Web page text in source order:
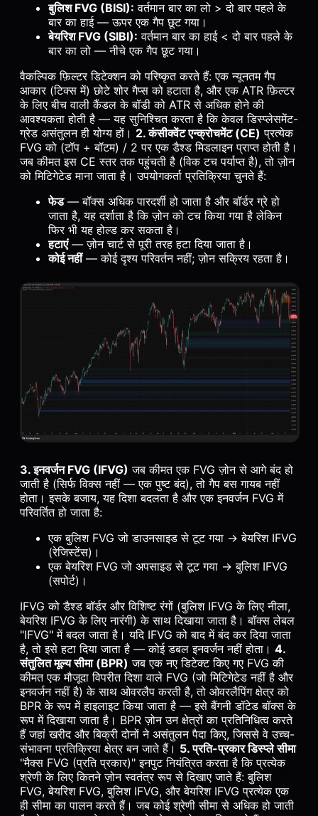
बुलिश FVG (BISI): वर्तमान बार का लो > दो बार पहले के
बार का हाई — ऊपर एक गैप छूट गया।
बेयरिश FVG (SIBI): वर्तमान बार का हाई < दो बार पहले के
बार का लो — नीचे एक गैप छूट गया।
वैकल्पिक फ़िल्टर डिटेक्शन को परिष्कृत करते हैं: एक न्यूनतम गैप
आकार (टिक्स में) छोटे शोर गैप्स को हटाता है, और एक ATR फ़िल्टर
के लिए बीच वाली कैंडल के बॉडी को ATR से अधिक होने की
आवश्यकता होती है — यह सुनिश्चित करता है कि केवल डिस्प्लेसमेंट-
ग्रेड असंतुलन ही योग्य हों। 2. कंसीक्वेंट एन्क्रोचमेंट (CE) प्रत्येक
FVG को (टॉप + बॉटम) / 2 पर एक डैश्ड मिडलाइन प्राप्त होती है।
जब कीमत इस CE स्तर तक पहुंचती है (विक टच पर्याप्त है), तो ज़ोन
को मिटिगेटेड माना जाता है। उपयोगकर्ता प्रतिक्रिया चुनते हैं:
फेड— बॉक्स अधिक पारदर्शी हो जाता है और बॉर्डर ग्रे हो
जाता है, यह दर्शाता है कि ज़ोन को टच किया गया है लेकिन
फिर भी यह होल्ड कर सकता है।
हटाएं— ज़ोन चार्ट से पूरी तरह हटा दिया जाता है।
कोई नहीं— कोई दृश्य परिवर्तन नहीं; ज़ोन सक्रिय रहता है।
3. इनवर्जन FVG (IFVG) जब कीमत एक FVG ज़ोन से आगे बंद हो
जाती है (सिर्फ विक्स नहीं — एक पुष्ट बंद), तो गैप बस गायब नहीं
होता। इसके बजाय, यह दिशा बदलता है और एक इनवर्जन FVG में
परिवर्तित हो जाता है:
एक बुलिश FVG जो डाउनसाइड से टूट गया → बेयरिश IFVG
(रेजिस्टेंस)।
एक बेयरिश FVG जो अपसाइड से टूट गया → बुलिश IFVG
(सपोर्ट)।
IFVG को डैश्ड बॉर्डर और विशिष्ट रंगों (बुलिश IFVG के लिए नीला,
बेयरिश IFVG के लिए नारंगी) के साथ दिखाया जाता है। बॉक्स लेबल
"IFVG" में बदल जाता है। यदि IFVG को बाद में बंद कर दिया जाता
है, तो इसे हटा दिया जाता है — कोई डबल इनवर्जन नहीं होता। 4.
संतुलित मूल्य सीमा (BPR) जब एक नए डिटेक्ट किए गए FVG की
कीमत एक मौजूदा विपरीत दिशा वाले FVG (जो मिटिगेटेड नहीं है और
इनवर्जन नहीं है) के साथ ओवरलैप करती है, तो ओवरलैपिंग क्षेत्र को
BPR के रूप में हाइलाइट किया जाता है — इसे बैंगनी डॉटेड बॉक्स के
रूप में दिखाया जाता है। BPR ज़ोन उन क्षेत्रों का प्रतिनिधित्व करते
हैं जहां खरीद और बिक्री दोनों ने असंतुलन पैदा किए, जिससे वे उच्च-
संभावना प्रतिक्रिया क्षेत्र बन जाते हैं। 5. प्रति-प्रकार डिस्प्ले सीमा
"मैक्स FVG (प्रति प्रकार)" इनपुट नियंत्रित करता है कि प्रत्येक
श्रेणी के लिए कितने ज़ोन स्वतंत्र रूप से दिखाए जाते हैं: बुलिश
FVG, बेयरिश FVG, बुलिश IFVG, और बेयरिश IFVG प्रत्येक एक
ही सीमा का पालन करते हैं। जब कोई श्रेणी सीमा से अधिक हो जाती